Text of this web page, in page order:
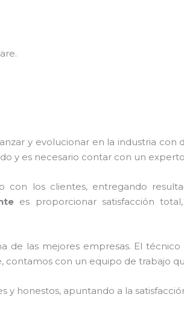
.
y evolucionar en la industria con
y es necesario contar con un
los clientes, entregando
es proporcionar satisfacción
de las mejores empresas. El
contamos con un equipo de trabajo
y honestos, apuntando a la